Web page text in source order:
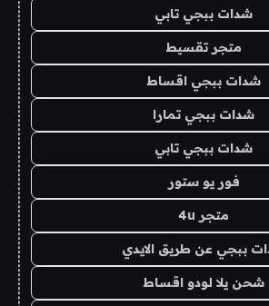
شدات ببجي تابي
متجر تقسيط
شدات ببجي اقساط
شدات ببجي تمارا
شدات ببجي تابي
فور يو ستور
متجر 4u
ببجي عن طريق الايدي
شحن يلا لودو اقساط